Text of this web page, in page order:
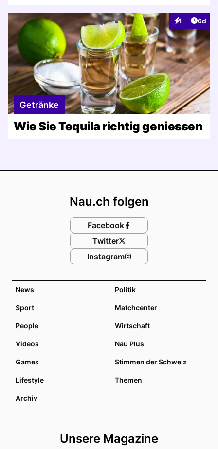
1
Interaktionen
6d
Getränke
Wie Sie Tequila richtig geniessen
News Politik
Sport Matchcenter
People Wirtschaft
Videos Nau Plus
Games Stimmen der Schweiz
Lifestyle Themen
Archiv
Unsere Magazine
Nau.ch folgen
Facebook
Twitter
Instagram